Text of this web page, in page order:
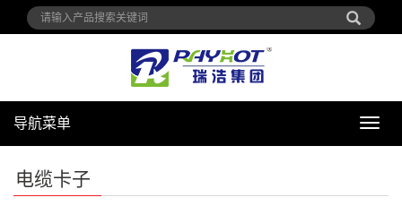
导
导航菜单
电缆卡子